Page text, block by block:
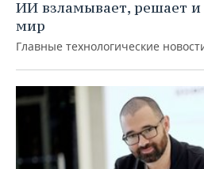
ИИ взламывает, решает и
мир
Главные технологические